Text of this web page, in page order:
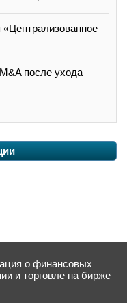
после ухода
о финансовых
и торговле на бирже